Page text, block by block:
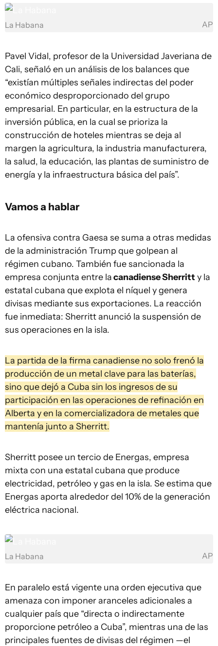
La Habana AP
Pavel Vidal, profesor de la Universidad Javeriana de
Cali, señaló en un análisis de los balances que
“existían múltiples señales indirectas del poder
económico desproporcionado del grupo
empresarial. En particular, en la estructura de la
inversión pública, en la cual se prioriza la
construcción de hoteles mientras se deja al
margen la agricultura, la industria manufacturera,
la salud, la educación, las plantas de suministro de
energía y la infraestructura básica del país”.
Vamos a hablar
La ofensiva contra Gaesa se suma a otras medidas
de la administración Trump que golpean al
régimen cubano. También fue sancionada la
empresa conjunta entre lacanadiense Sherritt y la
estatal cubana que explota el níquel y genera
divisas mediante sus exportaciones. La reacción
fue inmediata: Sherritt anunció la suspensión de
sus operaciones en la isla.
La partida de la firma canadiense no solo frenó la
producción de un metal clave para las baterías,
sino que dejó a Cuba sin los ingresos de su
participación en las operaciones de refinación en
Alberta y en la comercializadora de metales que
mantenía junto a Sherritt.
Sherritt posee un tercio de Energas, empresa
mixta con una estatal cubana que produce
electricidad, petróleo y gas en la isla. Se estima que
Energas aporta alrededor del 10% de la generación
eléctrica nacional.
La Habana AP
En paralelo está vigente una orden ejecutiva que
amenaza con imponer aranceles adicionales a
cualquier país que “directa o indirectamente
proporcione petróleo a Cuba”, mientras una de las
principales fuentes de divisas del régimen —el